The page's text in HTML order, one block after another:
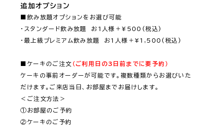
追加オプション
■飲み放題オプションをお選び可能
・スタンダード飲み放題　お1人様＋¥500(税込)
・最上級プレミアム飲み放題　お1人様＋¥1,500(税込)
■ケーキのご注文 （ご利用日の3日前までに要予約）
ケーキの事前オーダーが可能です。複数種類からお選びいた
だけます。ご来店当日、お部屋までお届けします。
＜ご注文方法＞
①お部屋のご予約